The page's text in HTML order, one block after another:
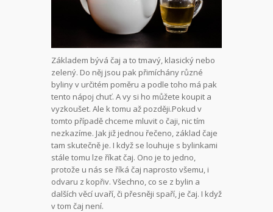
Základem bývá čaj a to tmavý, klasický nebo
zelený. Do něj jsou pak přimíchány různé
byliny v určitém poměru a podle toho má pak
tento nápoj chuť. A vy si ho můžete koupit a
vyzkoušet. Ale k tomu až později.Pokud v
tomto případě chceme mluvit o čaji, nic tím
nezkazíme. Jak již jednou řečeno, základ čaje
tam skutečně je. I když se louhuje s bylinkami
stále tomu lze říkat čaj. Ono je to jedno,
protože u nás se říká čaj naprosto všemu, i
odvaru z kopřiv. Všechno, co se z bylin a
dalších věcí uvaří, či přesněji spaří, je čaj. I když
v tom čaj není.